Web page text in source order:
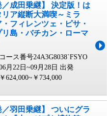
／成田乗継】 決定版！は
リア縦断大満喫～ミラ
フィレンツェ・ピサ・
島・バチカン・ローマ
コース番号24A3G8038`FSYO
月22日~09月28日 出発
￥624,000~￥734,000
／羽田乗継】 ついにグラ